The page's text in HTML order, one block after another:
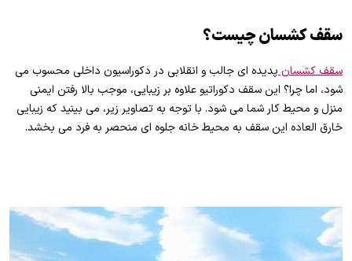
سقف کشسان چیست؟
سقف کشسانپدیده ای جالب و انقلابی در دکوراسیون داخلی محسوب می
شود، اما چرا؟ این سقف دکوراتیو علاوه بر زیبایی، موجب بالا رفتن ایمنی
منزل و محیط کار شما می شود. با توجه به تصاویر زیر، می بینید که زیبایی
خارق العاده این سقف به محیط خانه جلوه ای منحصر به فرد می بخشد.